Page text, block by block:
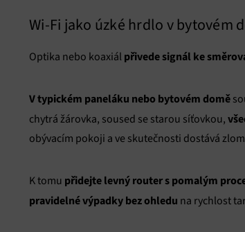
Wi-Fi jako úzké hrdlo v bytovém
Optika nebo koaxiál přivede signál ke
V typickém paneláku nebo bytovém domě
chytrá žárovka, soused se starou síťovkou,
obývacím pokoji a ve skutečnosti dostává
K tomu přidejte levný router s pomalým
pravidelné výpadky bez ohledu na rychlost